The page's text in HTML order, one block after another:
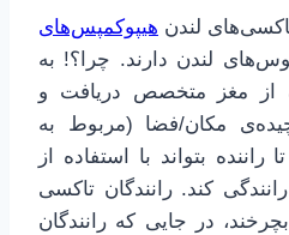
لندن هیپوکمپس‌های
لندن دارند. چرا؟! به
از مغز متخصص دریافت و
مکان/فضا (مربوط به
بتواند با استفاده از
کند. رانندگان تاکسی
در جایی که رانندگان